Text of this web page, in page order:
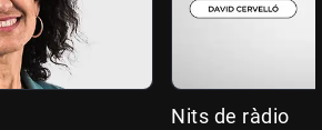
Nits de ràdio